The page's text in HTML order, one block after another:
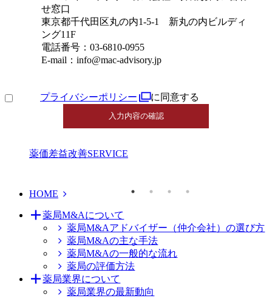
せ窓口
東京都千代田区丸の内1-5-1 新丸の内ビルディ
ング11F
電話番号：03-6810-0955
E-mail：info@mac-advisory.jp
プライバシーポリシー に同意する
薬価差益改善SERVICE
HOME
薬局M&Aについて
薬局M&Aアドバイザー（仲介会社）の選び方
薬局M&Aの主な手法
薬局M&Aの一般的な流れ
薬局の評価方法
薬局業界について
薬局業界の最新動向